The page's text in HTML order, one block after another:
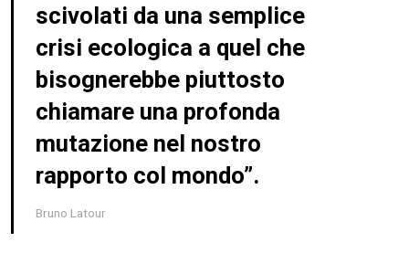
scivolati da una semplice
crisi ecologica a quel che
bisognerebbe piuttosto
chiamare una profonda
mutazione nel nostro
rapporto col mondo”.
Bruno Latour